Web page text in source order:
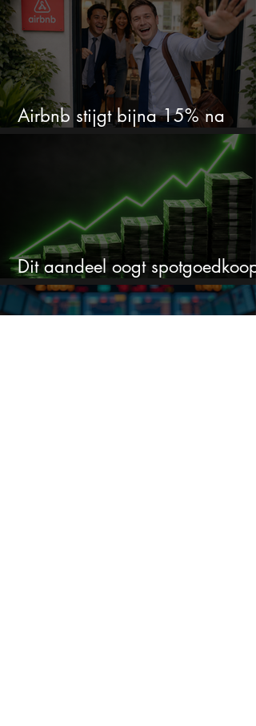
Airbnb stijgt bijna 15% na
cijfers: vooral dit AI-cijfer valt op
Dit aandeel oogt spotgoedkoop
voor hoeveel het kan stijgen